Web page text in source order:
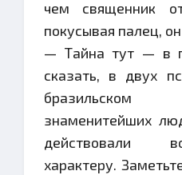
чем священник
покусывая палец,
— Тайна тут — в
сказать, в двух
знаменитейших
действовали
характеру.